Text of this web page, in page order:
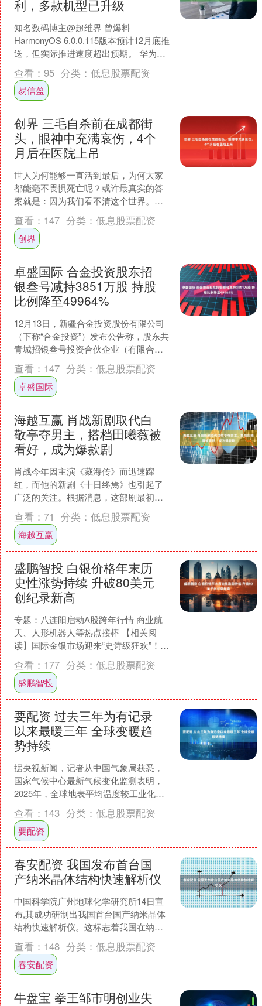
利，多款机型已升级
知名数码博主@超维界 曾爆料
HarmonyOS 6.0.0.115版本预计12月底推
送，但实际推进速度超出预期。 华为鸿
蒙HarmonyOS 6.0系统近期迎来....
查看： 95 分类： 低息股票配资
易信盈
创界 三毛自杀前在成都街
头，眼神中充满哀伤，4个
月后在医院上吊
世人为何能够一直活到最后，为何大家
都能毫不畏惧死亡呢？或许最真实的答
案就是：因为我们看不清这个世界。正
因为世界如此模糊不清，才让人有了活
下去的动力。 展开剩余5....
查看： 147 分类： 低息股票配资
创界
卓盛国际 合金投资股东招
银叁号减持3851万股 持股
比例降至49964%
12月13日，新疆合金投资股份有限公司
（下称“合金投资”）发布公告称，股东共
青城招银叁号投资合伙企业（有限合
伙）（下称“招银叁号”）此前披露的减持
计划期限已届满....
查看： 147 分类： 低息股票配资
卓盛国际
海越互赢 肖战新剧取代白
敬亭夺男主，搭档田曦薇被
看好，成为爆款剧
肖战今年因主演《藏海传》而迅速蹿
红，而他的新剧《十日终焉》也引起了
广泛的关注。根据消息，这部剧最初的
男主角是白敬亭，他在《难哄》中的表
现赢得了大量粉丝的喜爱，而....
查看： 71 分类： 低息股票配资
海越互赢
盛鹏智投 白银价格年末历
史性涨势持续 升破80美元
创纪录新高
专题：八连阳启动A股跨年行情 商业航
天、人形机器人等热点接棒 【相关阅
读】国际金银市场迎来“史诗级狂欢”！最
新解读来了 白银价格暴涨，一盎司白银
＞一桶原油，马斯....
查看： 177 分类： 低息股票配资
盛鹏智投
要配资 过去三年为有记录
以来最暖三年 全球变暖趋
势持续
据央视新闻，记者从中国气象局获悉，
国家气候中心最新气候变化监测表明，
2025年，全球地表平均温度较工业化前
（1850年—1900年）水平升高1.40℃，
较常年值....
查看： 143 分类： 低息股票配资
要配资
春安配资 我国发布首台国
产纳米晶体结构快速解析仪
中国科学院广州地球化学研究所14日宣
布,其成功研制出我国首台国产纳米晶体
结构快速解析仪。这标志着我国在纳米
晶体结构分析设备这一高端科学仪器领
域实现了从长期依赖进....
查看： 148 分类： 低息股票配资
春安配资
牛盘宝 拳王邹市明创业失